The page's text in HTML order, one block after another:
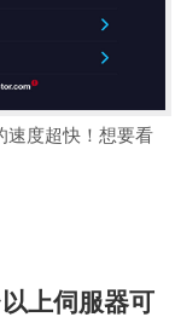
速度超快！想要看
上伺服器可